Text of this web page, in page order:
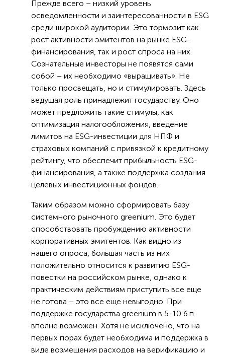
Прежде всего – низкий уровень
осведомленности и заинтересованности в ESG
среди широкой аудитории. Это тормозит как
рост активности эмитентов на рынке ESG-
финансирования, так и рост спроса на них.
Сознательные инвесторы не появятся сами
собой – их необходимо «выращивать». Не
только просвещать, но и стимулировать. Здесь
ведущая роль принадлежит государству. Оно
может предложить такие стимулы, как
оптимизация налогообложения, введение
лимитов на ESG-инвестиции для НПФ и
страховых компаний с привязкой к кредитному
рейтингу, что обеспечит прибыльность ESG-
финансирования, а также поддержка создания
целевых инвестиционных фондов.
Таким образом можно сформировать базу
системного рыночного greenium. Это будет
способствовать пробуждению активности
корпоративных эмитентов. Как видно из
нашего опроса, большая часть из них
положительно относится к развитию ESG-
повестки на российском рынке, однако к
практическим действиям приступить все еще
не готова – это все еще невыгодно. При
поддержке государства greenium в 5-10 б.п.
вполне возможен. Хотя не исключено, что на
первых порах будет необходима и поддержка в
виде возмещения расходов на верификацию и